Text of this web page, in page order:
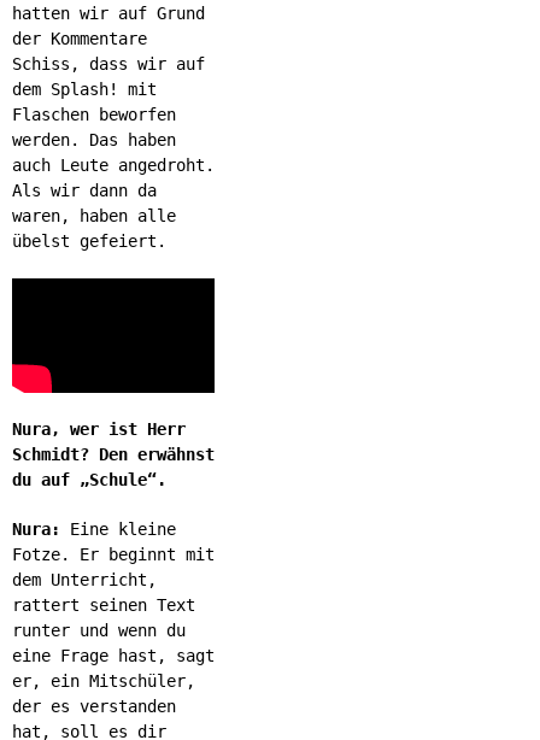
hatten wir auf Grund
der Kommentare
Schiss, dass wir auf
dem Splash! mit
Flaschen beworfen
werden. Das haben
auch Leute angedroht.
Als wir dann da
waren, haben alle
übelst gefeiert.
Nura, wer ist Herr
Schmidt? Den erwähnst
du auf „Schule“.
Nura:
Eine kleine
Fotze. Er beginnt mit
dem Unterricht,
rattert seinen Text
runter und wenn du
eine Frage hast, sagt
er, ein Mitschüler,
der es verstanden
hat, soll es dir